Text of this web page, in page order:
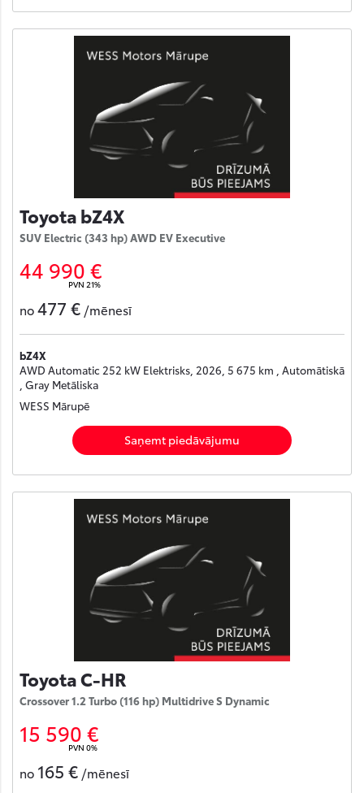
Toyota bZ4X
SUV Electric (343 hp) AWD EV Executive
44 990 €
PVN 21%
no477 € /mēnesī
bZ4X
AWD Automatic 252 kW Elektrisks, 2026, 5 675 km , Automātiskā
, Gray Metāliska
WESS Mārupē
Saņemt piedāvājumu
Toyota C-HR
Crossover 1.2 Turbo (116 hp) Multidrive S Dynamic
15 590 €
PVN 0%
no 165 € /mēnesī